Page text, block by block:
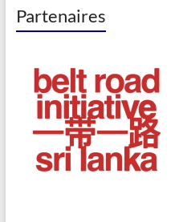
Partenaires